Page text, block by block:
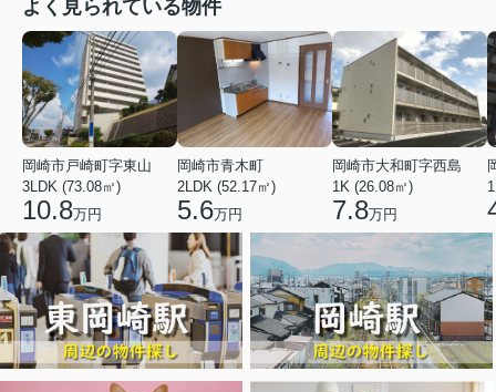
よく見られている物件
岡崎市戸崎町字東山
3LDK (73.08㎡)
10.8万円
岡崎市青木町
2LDK (52.17㎡)
5.6万円
岡崎市大和町字西島
1K (26.08㎡)
7.8万円